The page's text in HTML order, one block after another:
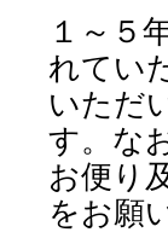
１～５
れてい
いただ
す。な
お便り
をお願